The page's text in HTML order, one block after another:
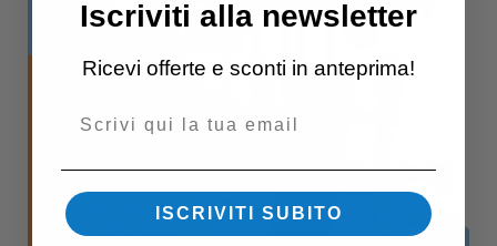
Iscriviti alla newsletter
Ricevi offerte e sconti in anteprima!
ISCRIVITI SUBITO